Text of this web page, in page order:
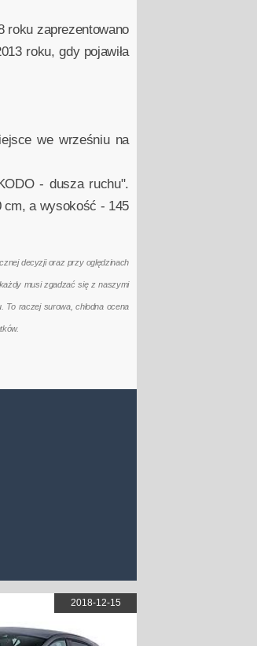
roku zaprezentowano
roku, gdy pojawiła
we wrześniu na
- dusza ruchu".
cm, a wysokość - 145
decyzji oraz przy oględzinach
musi zgadzać się z naszymi
raczej surowa, chłodna ocena
2018-12-15